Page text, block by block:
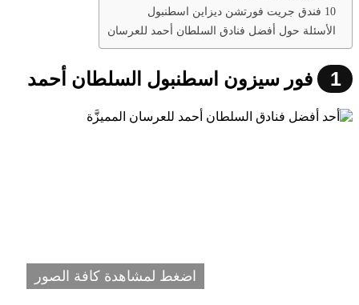
10 فندق جريت فورتشن ديزاين اسطنبول
الأسئلة حول أفضل فنادق السلطان أحمد للعرسان
1 فور سيزون اسطنبول السلطان أحمد
اضغط لمشاهدة كافة الصور